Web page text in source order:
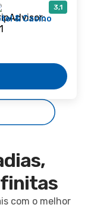
3,1
& Casino
com o melhor